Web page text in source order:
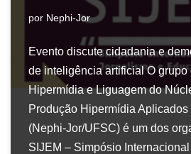
por Nephi-Jor
Evento discute cidadania e
de inteligência artificial O
Hipermídia e Liguagem do
Produção Hipermídia
(Nephi-Jor/UFSC) é um dos
SIJEM – Simpósio